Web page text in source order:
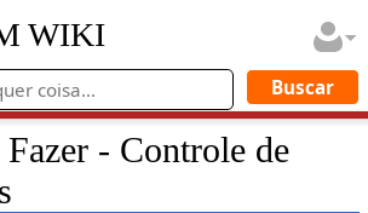
WIKI
- Controle de